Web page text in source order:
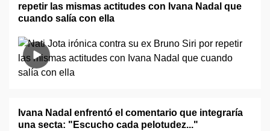
repetir las mismas actitudes con Ivana Nadal que
cuando salía con ella
Ivana Nadal enfrentó el comentario que integraría
una secta: "Escucho cada pelotudez..."